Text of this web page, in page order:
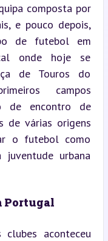
composta por
e pouco depois,
de futebol em
onde hoje se
de Touros do
campos
de encontro de
de várias origens
o futebol como
urbana
Portugal
clubes aconteceu